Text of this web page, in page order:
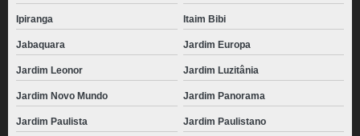
Ipiranga Itaim Bibi
Jabaquara Jardim Europa
Jardim Leonor Jardim Luzitânia
Jardim Novo Mundo Jardim Panorama
Jardim Paulista Jardim Paulistano